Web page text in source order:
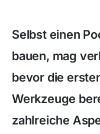
Selbst einen
bauen, mag
bevor die
Werkzeuge
zahlreiche